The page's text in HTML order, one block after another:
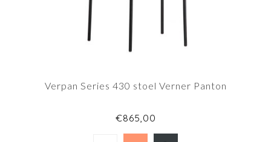
Verpan Series 430 stoel Verner Panton
€865,00